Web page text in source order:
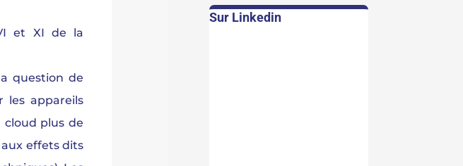
et XI de la
question de
les appareils
plus de
effets dits
Sur Linkedin